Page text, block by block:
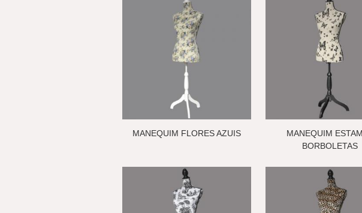
MANEQUIM FLORES AZUIS
MANEQUIM
BORBOLETAS